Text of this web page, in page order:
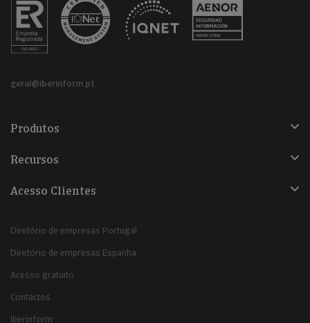
geral@iberinform.pt
Produtos
Recursos
Acesso Clientes
Diretório de empresas Portugal
Diretório de empresas Espanha
Acesso gratuito
Contactos
Iberinform